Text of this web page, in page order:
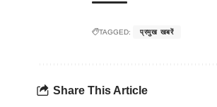
TAGGED: प्रमुख खबरें
Share This Article